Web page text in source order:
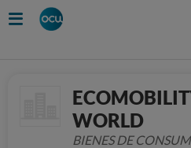
WORLD
BIENES DE